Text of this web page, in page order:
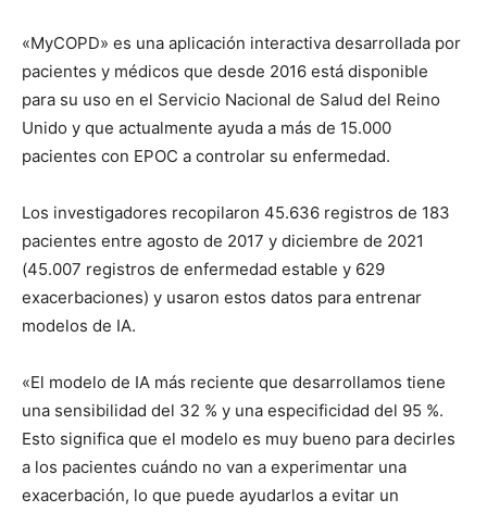
«MyCOPD» es una aplicación interactiva desarrollada por
pacientes y médicos que desde 2016 está disponible
para su uso en el Servicio Nacional de Salud del Reino
Unido y que actualmente ayuda a más de 15.000
pacientes con EPOC a controlar su enfermedad.
Los investigadores recopilaron 45.636 registros de 183
pacientes entre agosto de 2017 y diciembre de 2021
(45.007 registros de enfermedad estable y 629
exacerbaciones) y usaron estos datos para entrenar
modelos de IA.
«El modelo de IA más reciente que desarrollamos tiene
una sensibilidad del 32 % y una especificidad del 95 %.
Esto significa que el modelo es muy bueno para decirles
a los pacientes cuándo no van a experimentar una
exacerbación, lo que puede ayudarlos a evitar un